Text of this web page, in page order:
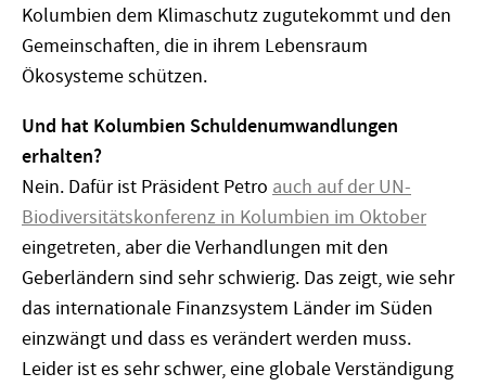
Kolumbien dem Klimaschutz zugutekommt und den
Gemeinschaften, die in ihrem Lebensraum
Ökosysteme schützen.
Und hat Kolumbien Schuldenumwandlungen
erhalten?
Nein. Dafür ist Präsident Petro auch auf der UN-
Biodiversitätskonferenz in Kolumbien im Oktober
eingetreten, aber die Verhandlungen mit den
Geberländern sind sehr schwierig. Das zeigt, wie sehr
das internationale Finanzsystem Länder im Süden
einzwängt und dass es verändert werden muss.
Leider ist es sehr schwer, eine globale Verständigung